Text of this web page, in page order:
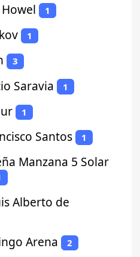
1
1
3
Saravia 1
1
Santos 1
Manzana 5 Solar
Alberto de
Arena 2